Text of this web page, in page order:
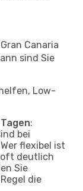
Canaria
sind Sie
Low-
:
bei
flexibel ist
oft deutlich
Sie
die